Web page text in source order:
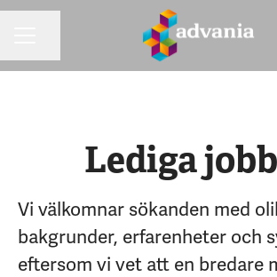
Lediga jobb
Vi välkomnar sökanden med
bakgrunder, erfarenheter och
eftersom vi vet att en bredare